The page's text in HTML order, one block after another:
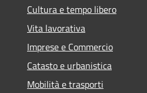
Cultura e tempo libero
Vita lavorativa
Imprese e Commercio
Catasto e urbanistica
Mobilità e trasporti